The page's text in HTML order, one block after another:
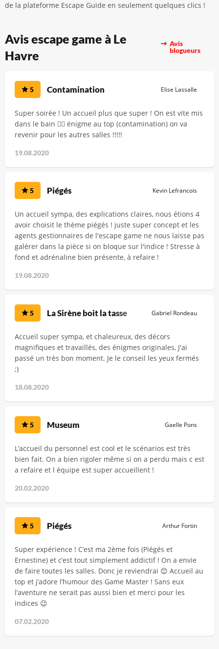
de la plateforme Escape Guide en seulement quelques clics !
Avis escape game à Le
Havre
Avis
blogueurs
5 Contamination Elise Lassalle
Super soirée ! Un accueil plus que super ! On est vite mis
dans le bain 👍🏻 énigme au top (contamination) on va
revenir pour les autres salles !!!!!
19.08.2020
5 Piégés Kevin Lefrancois
Un accueil sympa, des explications claires, nous étions 4
avoir choisit le thème piégés ! juste super concept et les
agents gestionnaires de l'escape game ne nous laisse pas
galérer dans la pièce si on bloque sur l'indice ! Stresse à
fond et adrénaline bien présente, à refaire !
19.08.2020
5 La Sirène boit la tasse Gabriel Rondeau
Accueil super sympa, et chaleureux, des décors
magnifiques et travaillés, des énigmes originales, J'ai
passé un très bon moment. Je le conseil les yeux fermés
;)
18.08.2020
5 Museum Gaelle Pons
L’accueil du personnel est cool et le scénarios est très
bien fait. On a bien rigoler même si on a perdu mais c est
a refaire et l équipe est super accueillent !
20.02.2020
5 Piégés Arthur Fortin
Super expérience ! C’est ma 2ème fois (Piégés et
Ernestine) et c’est tout simplement addictif ! On a envie
de faire toutes les salles. Donc je reviendrai 😊 Accueil au
top et j’adore l’humour des Game Master ! Sans eux
l’aventure ne serait pas aussi bien et merci pour les
indices 😉
07.02.2020